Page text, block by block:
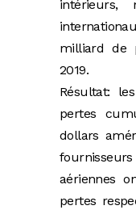
milliard de
2019.
Résultat:
pertes
dollars
aériennes
pertes